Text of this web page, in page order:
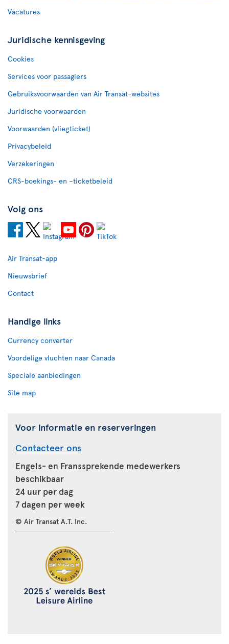
Vacatures
Juridische kennisgeving
Cookies
Services voor passagiers
Gebruiksvoorwaarden van Air Transat-websites
Juridische voorwaarden
Voorwaarden (vliegticket)
Privacybeleid
Verzekeringen
CRS-boekings- en –ticketbeleid
Volg ons
Air Transat-app
Nieuwsbrief
Contact
Handige links
Currency converter
Voordelige vluchten naar Canada
Speciale aanbiedingen
Site map
Voor informatie en reserveringen
Contacteer ons
Engels- en Franssprekende medewerkers
beschikbaar
24 uur per dag
7 dagen per week
© Air Transat A.T. Inc.